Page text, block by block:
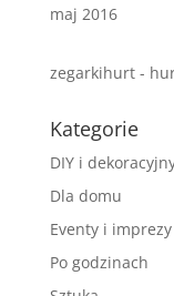
maj 2016
zegarkihurt -
Kategorie
DIY i
Dla domu
Eventy i imprezy
Po godzinach